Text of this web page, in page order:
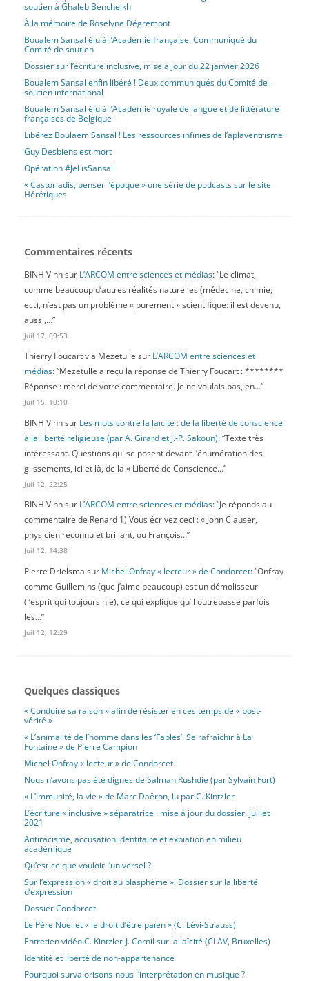
soutien à Ghaleb Bencheikh
À la mémoire de Roselyne Dégremont
Boualem Sansal élu à l’Académie française. Communiqué du
Comité de soutien
Dossier sur l’écriture inclusive, mise à jour du 22 janvier 2026
Boualem Sansal enfin libéré ! Deux communiqués du Comité de
soutien international
Boualem Sansal élu à l’Académie royale de langue et de littérature
françaises de Belgique
Libérez Boulaem Sansal ! Les ressources infinies de l’aplaventrisme
Guy Desbiens est mort
Opération #JeLisSansal
« Castoriadis, penser l’époque » une série de podcasts sur le site
Hérétiques
Commentaires récents
BINH Vinhsur L’ARCOM entre sciences et médias: “Le climat,
comme beaucoup d’autres réalités naturelles (médecine, chimie,
ect), n’est pas un problème « purement » scientifique: il est devenu,
aussi,…”
Juil 17, 09:53
Thierry Foucart via Mezetulle sur L’ARCOM entre sciences et
médias: “Mezetulle a reçu la réponse de Thierry Foucart : ********
Réponse : merci de votre commentaire. Je ne voulais pas, en…”
Juil 15, 10:10
BINH Vinhsur Les mots contre la laïcité : de la liberté de conscience
à la liberté religieuse (par A. Girard et J.-P. Sakoun): “Texte très
intéressant. Questions qui se posent devant l’énumération des
glissements, ici et là, de la « Liberté de Conscience…”
Juil 12, 22:25
BINH Vinhsur L’ARCOM entre sciences et médias: “Je réponds au
commentaire de Renard 1) Vous écrivez ceci : « John Clauser,
physicien reconnu et brillant, ou François…”
Juil 12, 14:38
Pierre Drielsma sur Michel Onfray « lecteur » de Condorcet: “Onfray
comme Guillemins (que j’aime beaucoup) est un démolisseur
(l’esprit qui toujours nie), ce qui explique qu’il outrepasse parfois
les…”
Juil 12, 12:29
Quelques classiques
« Conduire sa raison » afin de résister en ces temps de « post-
vérité »
« L’animalité de l’homme dans les ‘Fables’. Se rafraîchir à La
Fontaine » de Pierre Campion
Michel Onfray « lecteur » de Condorcet
Nous n’avons pas été dignes de Salman Rushdie (par Sylvain Fort)
« L’Immunité, la vie » de Marc Daëron, lu par C. Kintzler
L’écriture « inclusive » séparatrice : mise à jour du dossier, juillet
2021
Antiracisme, accusation identitaire et expiation en milieu
académique
Qu’est-ce que vouloir l’universel ?
Sur l’expression « droit au blasphème ». Dossier sur la liberté
d’expression
Dossier Condorcet
Le Père Noël et « le droit d’être païen » (C. Lévi-Strauss)
Entretien vidéo C. Kintzler-J. Cornil sur la laïcité (CLAV, Bruxelles)
Identité et liberté de non-appartenance
Pourquoi survalorisons-nous l’interprétation en musique ?